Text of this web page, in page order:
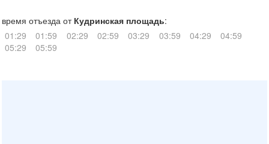
время отъезда от Кудринская площадь:
01:29
01:59 02:29 02:59 03:29 03:59 04:29
04:59
05:29
05:59